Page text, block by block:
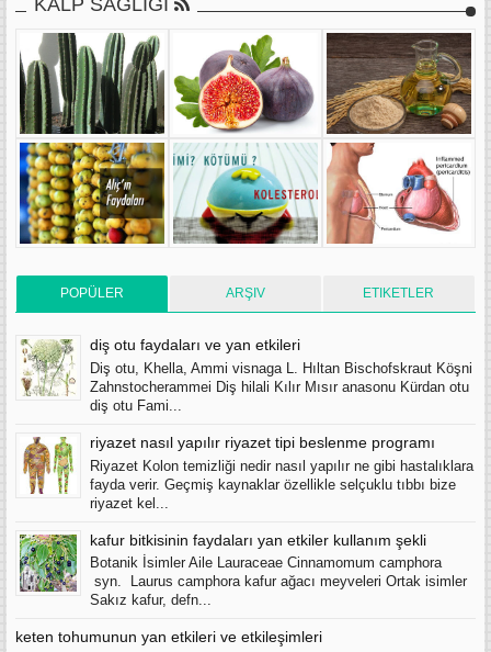
KALP SAGLIGI
POPÜLER ARŞIV ETIKETLER
diş otu faydaları ve yan etkileri
Diş otu, Khella, Ammi visnaga L. Hıltan Bischofskraut Köşni
Zahnstocherammei Diş hilali Kılır Mısır anasonu Kürdan otu
diş otu Fami...
riyazet nasıl yapılır riyazet tipi beslenme programı
Riyazet Kolon temizliği nedir nasıl yapılır ne gibi hastalıklara
fayda verir. Geçmiş kaynaklar özellikle selçuklu tıbbı bize
riyazet kel...
kafur bitkisinin faydaları yan etkiler kullanım şekli
Botanik İsimler Aile Lauraceae Cinnamomum camphora
syn. Laurus camphora kafur ağacı meyveleri Ortak isimler
Sakız kafur, defn...
keten tohumunun yan etkileri ve etkileşimleri